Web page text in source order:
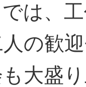
では、
の歓
大盛